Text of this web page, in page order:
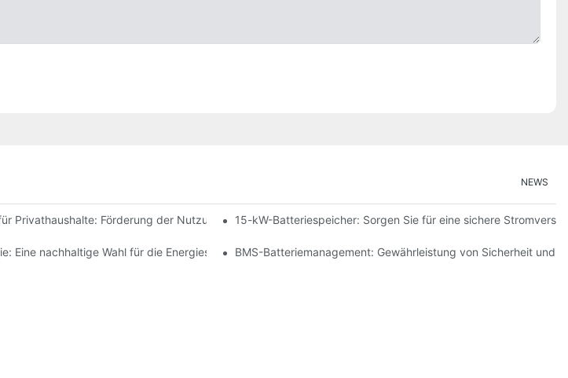
NEWS
Privathaushalte: Förderung der Nutzung erneuerbarer Energien15-kW-Batteriespeicher: Sorgen Sie für eine sichere
Eine nachhaltige Wahl für die EnergiespeicherungBMS-Batteriemanagement: Gewährleistung von Sicherheit und